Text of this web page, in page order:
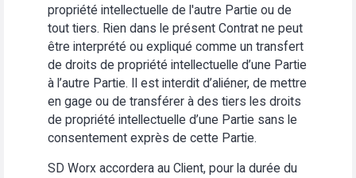
propriété intellectuelle de l'autre Partie ou de
tout tiers. Rien dans le présent Contrat ne peut
être interprété ou expliqué comme un transfert
de droits de propriété intellectuelle d’une Partie
à l’autre Partie. Il est interdit d’aliéner, de mettre
en gage ou de transférer à des tiers les droits
de propriété intellectuelle d’une Partie sans le
consentement exprès de cette Partie.
SD Worx accordera au Client, pour la durée du